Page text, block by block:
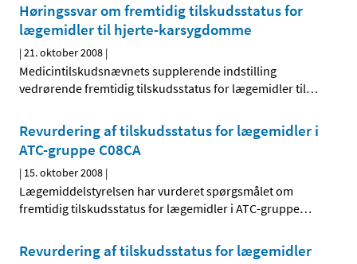
Høringssvar om fremtidig tilskudsstatus for
lægemidler til hjerte-karsygdomme
|21. oktober 2008 |
Medicintilskudsnævnets supplerende indstilling
vedrørende fremtidig tilskudsstatus for lægemidler til…
Revurdering af tilskudsstatus for lægemidler i
ATC-gruppe C08CA
| 15. oktober 2008 |
Lægemiddelstyrelsen har vurderet spørgsmålet om
fremtidig tilskudsstatus for lægemidler i ATC-gruppe…
Revurdering af tilskudsstatus for lægemidler